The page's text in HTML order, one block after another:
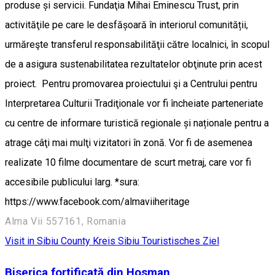
produse și servicii. Fundaţia Mihai Eminescu Trust, prin
activităţile pe care le desfășoară în interiorul comunității,
urmăreşte transferul responsabilităţii către localnici, în scopul
de a asigura sustenabilitatea rezultatelor obţinute prin acest
proiect. Pentru promovarea proiectului şi a Centrului pentru
Interpretarea Culturii Tradiţionale vor fi încheiate parteneriate
cu centre de informare turistică regionale și naționale pentru a
atrage câţi mai mulţi vizitatori în zonă. Vor fi de asemenea
realizate 10 filme documentare de scurt metraj, care vor fi
accesibile publicului larg. *sura:
https://www.facebook.com/almaviiheritage
Alma Vii 557161, Romania
Visit in Sibiu County Kreis Sibiu Touristisches Ziel